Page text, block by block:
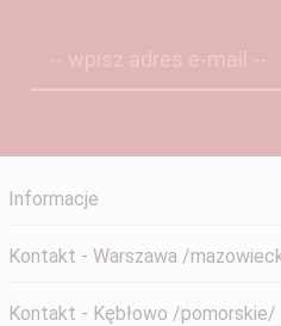
Informacje
Kontakt - Warszawa /
Kontakt - Kębłowo /pomorskie/